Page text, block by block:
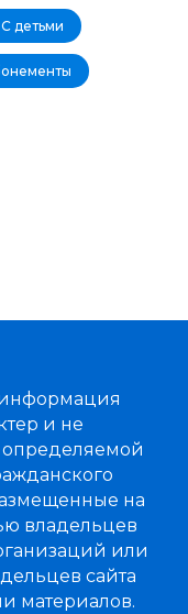
С детьми
информация
и не
определяемой
на
владельцев
или
сайта
материалов.